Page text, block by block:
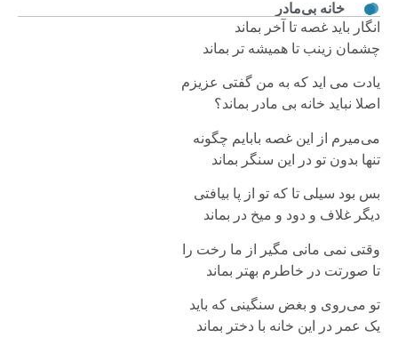
خانه بی‌مادر
انگار باید غصه تا آخر بماند
چشمان زینب تا همیشه تر بماند
یادت می اید که به من گفتی عزیزم
اصلا نباید خانه بی مادر بماند؟
می‌میرم از این غصه بابایم چگونه
تنها بدون تو در این سنگر بماند
بس بود سیلی تا که تو از پا بیافتی
دیگر غلاف و دود و میخ در بماند
وقتی نمی مانی مگیر از ما رخت را
تا صورتت در خاطرم بهتر بماند
تو می‌روی و بغض سنگینی که باید
یک عمر در این خانه با دختر بماند